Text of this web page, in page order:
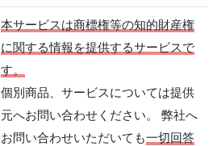
本サービスは商標権等の知的財産権
に関する情報を提供するサービスで
す。
個別商品、サービスについては提供
元へお問い合わせください。 弊社へ
お問い合わせいただいても一切回答